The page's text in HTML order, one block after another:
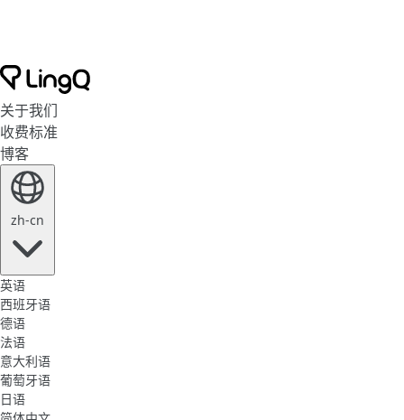
关于我们
收费标准
博客
zh-cn
英语
西班牙语
德语
法语
意大利语
葡萄牙语
日语